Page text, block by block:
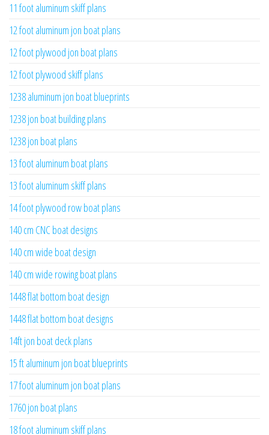
11 foot aluminum skiff plans
12 foot aluminum jon boat plans
12 foot plywood jon boat plans
12 foot plywood skiff plans
1238 aluminum jon boat blueprints
1238 jon boat building plans
1238 jon boat plans
13 foot aluminum boat plans
13 foot aluminum skiff plans
14 foot plywood row boat plans
140 cm CNC boat designs
140 cm wide boat design
140 cm wide rowing boat plans
1448 flat bottom boat design
1448 flat bottom boat designs
14ft jon boat deck plans
15 ft aluminum jon boat blueprints
17 foot aluminum jon boat plans
1760 jon boat plans
18 foot aluminum skiff plans